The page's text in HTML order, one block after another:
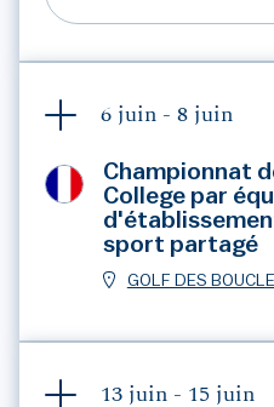
6 juin - 8 juin
Championnat
College par
sport partagé
GOLF DES
13 juin - 15 juin